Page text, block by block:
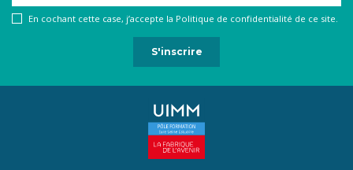
En cochant cette case, j’accepte la Politique de confidentialité de ce site.